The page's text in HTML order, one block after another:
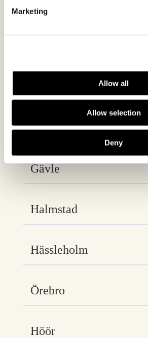
Marketing
Allow all
Allow selection
Deny
Bjuv
Eslöv
Gävle
Halmstad
Hässleholm
Örebro
Höör